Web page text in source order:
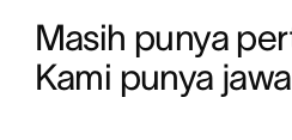
Masih punya
Kami punya